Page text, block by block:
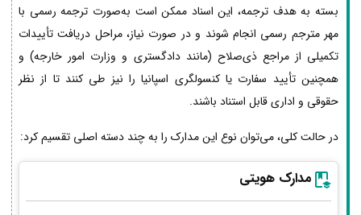
بسته به هدف ترجمه، این اسناد ممکن است به‌صورت ترجمه رسمی با
مهر مترجم رسمی انجام شوند و در صورت نیاز، مراحل دریافت تأییدات
تکمیلی از مراجع ذی‌صلاح (مانند دادگستری و وزارت امور خارجه) و
همچنین تأیید سفارت یا کنسولگری اسپانیا را نیز طی کنند تا از نظر
حقوقی و اداری قابل استناد باشند.
در حالت کلی، می‌توان نوع این مدارک را به چند دسته اصلی تقسیم کرد:
مدارک هویتی